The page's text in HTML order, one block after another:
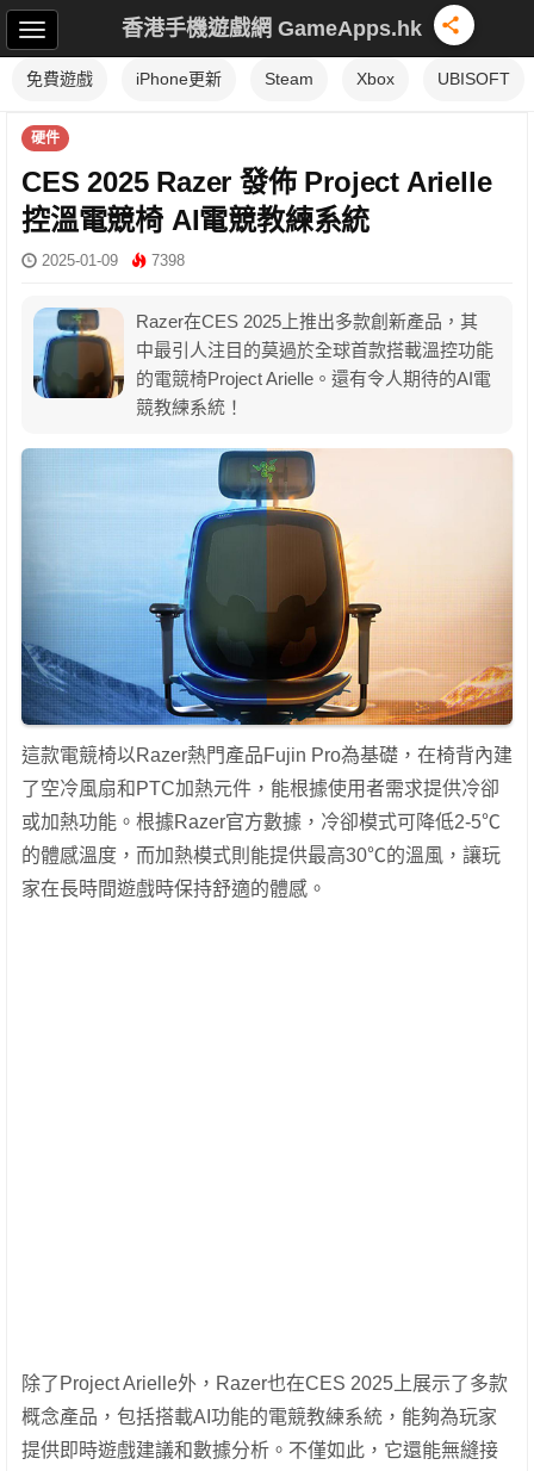
香港手機遊戲網 GameApps.hk
免費遊戲 iPhone更新 Steam Xbox UBISOFT
硬件
CES 2025 Razer 發佈 Project Arielle
控溫電競椅 AI電競教練系統
2025-01-09 7398
Razer在CES 2025上推出多款創新產品，其
中最引人注目的莫過於全球首款搭載溫控功能
的電競椅Project Arielle。還有令人期待的AI電
競教練系統！
這款電競椅以Razer熱門產品Fujin Pro為基礎，在椅背內建
了空冷風扇和PTC加熱元件，能根據使用者需求提供冷卻
或加熱功能。根據Razer官方數據，冷卻模式可降低2-5℃
的體感溫度，而加熱模式則能提供最高30℃的溫風，讓玩
家在長時間遊戲時保持舒適的體感。
除了Project Arielle外，Razer也在CES 2025上展示了多款
概念產品，包括搭載AI功能的電競教練系統，能夠為玩家
提供即時遊戲建議和數據分析。不僅如此，它還能無縫接